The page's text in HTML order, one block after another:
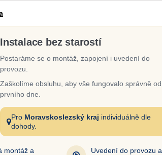
Instalace bez starostí
Postaráme se o montáž, zapojení i uvedení do
provozu.
Zaškolíme obsluhu, aby vše fungovalo správně od
prvního dne.
Pro Moravskoslezský kraj individuálně dle
dohody.
montáž a
Uvedení do provozu a